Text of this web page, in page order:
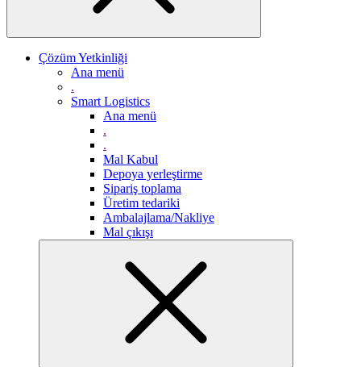
Çözüm Yetkinliği
Ana menü
.
Smart Logistics
Ana menü
.
.
Mal Kabul
Depoya yerleştirme
Sipariş toplama
Üretim tedariki
Ambalajlama/Nakliye
Mal çıkışı